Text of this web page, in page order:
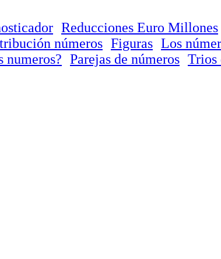
Reducciones Euro Millones
números Figuras Los
numeros? Parejas de números Trios